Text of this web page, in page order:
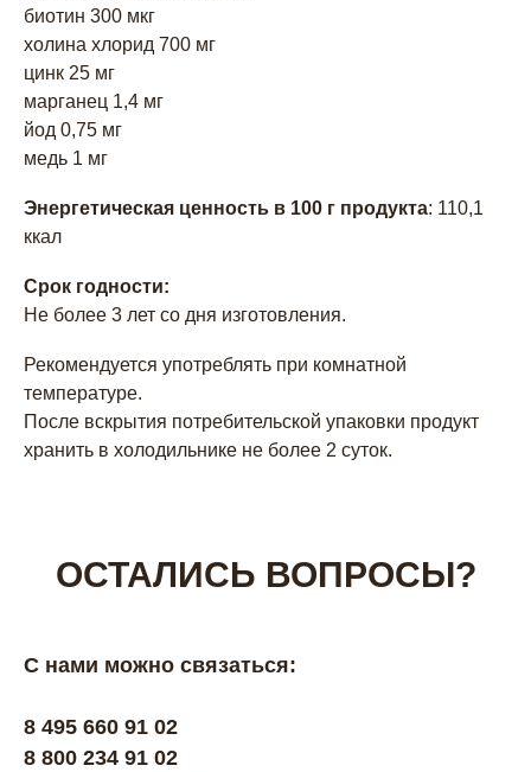
биотин 300 мкг
холина хлорид 700 мг
цинк 25 мг
марганец 1,4 мг
йод 0,75 мг
медь 1 мг
Энергетическая ценность в 100 г продукта: 110,1
ккал
Срок годности:
Не более 3 лет со дня изготовления.
Рекомендуется употреблять при комнатной
температуре.
После вскрытия потребительской упаковки продукт
хранить в холодильнике не более 2 суток.
ОСТАЛИСЬ ВОПРОСЫ?
С нами можно связаться:
8 495 660 91 02
8 800 234 91 02